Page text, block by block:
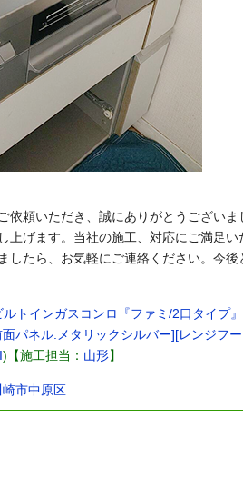
依頼いただき、誠にありがとうござい
上げます。当社の施工、対応にご満足
したら、お気軽にご連絡ください。今
ルトインガスコンロ『ファミ/2口タイプ
パネル:メタリックシルバー][レンジフ
)【施工担当： 山形】
市中原区